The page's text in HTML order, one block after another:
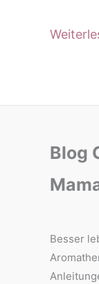
mehr
und
Yoga
Ölen
mehr
und
Blog
Besser